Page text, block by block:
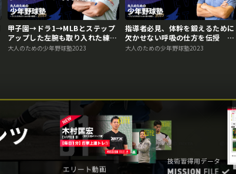
甲子園→ドラ1→MLBとステップ
アップした左腕も取り入れた練習
法 大人のための少年野球塾
大人のための少年野球塾2023
指導者必見、体幹を鍛えるために
欠かせない呼吸の仕方を伝授 大
人のための少年野球塾2023アー
大人のための少年野球塾2023